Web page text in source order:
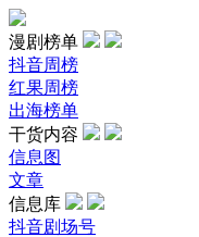
漫剧榜单
抖音周榜
红果周榜
出海榜单
干货内容
信息图
文章
信息库
抖音剧场号